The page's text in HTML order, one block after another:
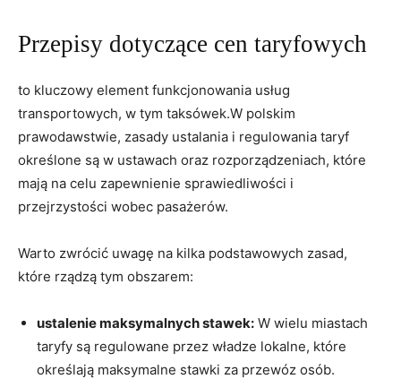
Przepisy dotyczące cen taryfowych
to kluczowy element funkcjonowania usług
transportowych, w tym taksówek.W polskim
prawodawstwie, zasady ustalania i regulowania taryf
określone są w ustawach oraz rozporządzeniach, które
mają na celu zapewnienie sprawiedliwości i
przejrzystości wobec pasażerów.
Warto zwrócić uwagę na kilka podstawowych zasad,
które rządzą tym obszarem:
ustalenie maksymalnych stawek: W wielu miastach
taryfy są regulowane przez władze lokalne, które
określają maksymalne stawki za przewóz osób.